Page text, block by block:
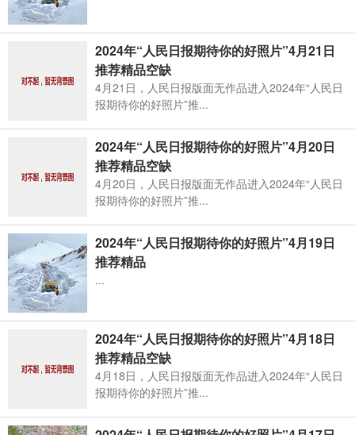
2024年“人民日报期待你的好照片”4月21日
推荐精品空缺
4月21日，人民日报版面无作品进入2024年“人民日
报期待你的好照片”推...
2024年“人民日报期待你的好照片”4月20日
推荐精品空缺
4月20日，人民日报版面无作品进入2024年“人民日
报期待你的好照片”推...
2024年“人民日报期待你的好照片”4月19日
推荐精品
...
2024年“人民日报期待你的好照片”4月18日
推荐精品空缺
4月18日，人民日报版面无作品进入2024年“人民日
报期待你的好照片”推...